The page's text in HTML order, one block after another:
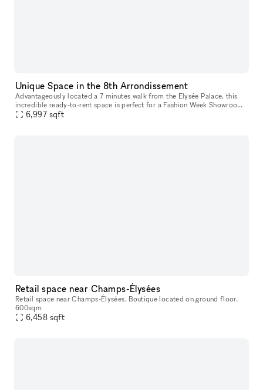
Unique Space in the 8th Arrondissement
Advantageously located a 7 minutes walk from the Elysée Palace, this
incredible ready-to-rent space is perfect for a Fashion Week Showroom,
6,997 sqft
Retail space near Champs-Élysées
Retail space near Champs-Élysées. Boutique located on ground floor.
600sqm
6,458 sqft